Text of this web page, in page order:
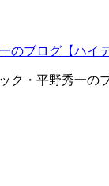
ク・平野秀一の